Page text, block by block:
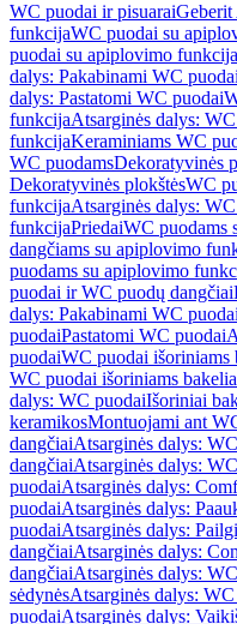
WC puodai ir pisuaraiGeberit
funkcijaWC puodai su
puodai su apiplovimo funkcija
dalys: Pakabinami WC puodai
dalys: Pastatomi WC puodai
funkcijaAtsarginės dalys:
funkcijaKeraminiams WC
WC puodamsDekoratyvinės
Dekoratyvinės plokštėsWC
funkcijaAtsarginės dalys:
funkcijaPriedaiWC puodams
dangčiams su apiplovimo
puodams su apiplovimo
puodai ir WC puodų dangčiai
dalys: Pakabinami WC puodai
puodaiPastatomi WC puodai
puodaiWC puodai išoriniams
WC puodai išoriniams
dalys: WC puodaiIšoriniai
keramikosMontuojami ant
dangčiaiAtsarginės dalys:
dangčiaiAtsarginės dalys:
puodaiAtsarginės dalys:
puodaiAtsarginės dalys:
puodaiAtsarginės dalys:
dangčiaiAtsarginės dalys:
dangčiaiAtsarginės dalys:
sėdynėsAtsarginės dalys:
puodaiAtsarginės dalys: